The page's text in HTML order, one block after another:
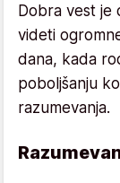
Dobra vest je
videti
dana, kada
poboljšanju
razumevanja.